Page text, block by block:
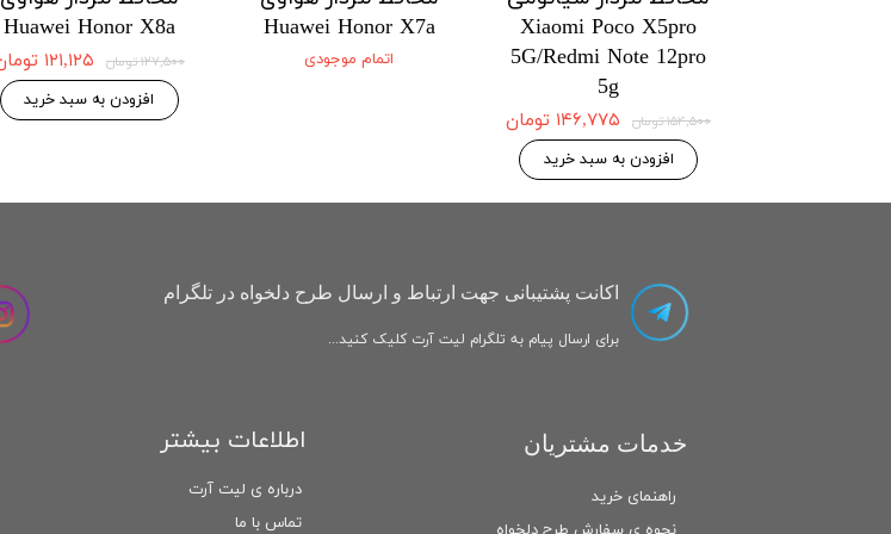
Huawei Honor X8a
۱۲۷,۵۰۰ تومان ۱۲۱,۱۲۵ تومان
افزودن به سبد خرید
Huawei Honor X7a
اتمام موجودی
Xiaomi Poco X5pro
5G/Redmi Note 12pro
5g
۱۵۴,۵۰۰ تومان ۱۴۶,۷۷۵ تومان
افزودن به سبد خرید
راهنمای خرید
خدمات مشتریان
اکانت پشتیبانی جهت ارتباط و ارسال طرح دلخواه در تلگرام
برای ارسال پیام به تلگرام لیت آرت کلیک کنید...
اطلاعات بیشتر
درباره ی لیت آرت
تماس با ما